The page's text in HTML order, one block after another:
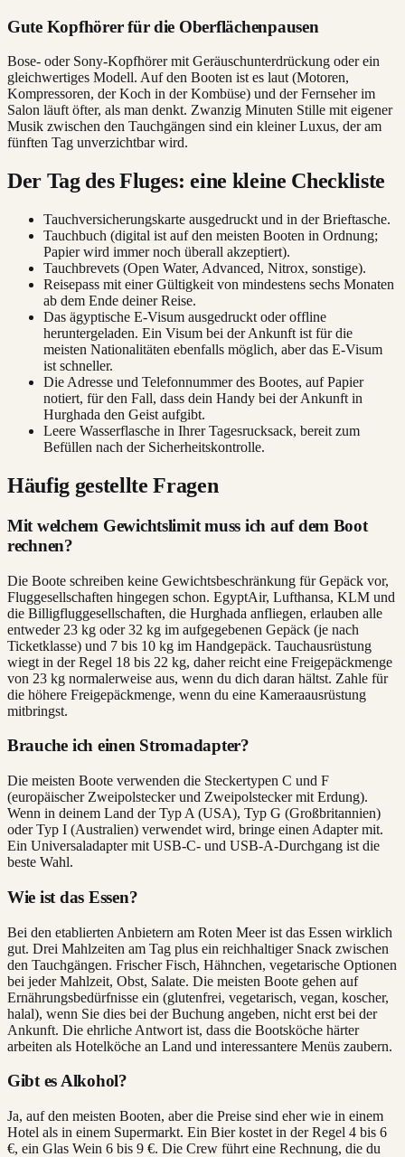
Gute Kopfhörer für die Oberflächenpausen
Bose- oder Sony-Kopfhörer mit Geräuschunterdrückung oder ein
gleichwertiges Modell. Auf den Booten ist es laut (Motoren,
Kompressoren, der Koch in der Kombüse) und der Fernseher im
Salon läuft öfter, als man denkt. Zwanzig Minuten Stille mit eigener
Musik zwischen den Tauchgängen sind ein kleiner Luxus, der am
fünften Tag unverzichtbar wird.
Der Tag des Fluges: eine kleine Checkliste
Tauchversicherungskarte ausgedruckt und in der Brieftasche.
Tauchbuch (digital ist auf den meisten Booten in Ordnung;
Papier wird immer noch überall akzeptiert).
Tauchbrevets (Open Water, Advanced, Nitrox, sonstige).
Reisepass mit einer Gültigkeit von mindestens sechs Monaten
ab dem Ende deiner Reise.
Das ägyptische E-Visum ausgedruckt oder offline
heruntergeladen. Ein Visum bei der Ankunft ist für die
meisten Nationalitäten ebenfalls möglich, aber das E-Visum
ist schneller.
Die Adresse und Telefonnummer des Bootes, auf Papier
notiert, für den Fall, dass dein Handy bei der Ankunft in
Hurghada den Geist aufgibt.
Leere Wasserflasche in Ihrer Tagesrucksack, bereit zum
Befüllen nach der Sicherheitskontrolle.
Häufig gestellte Fragen
Mit welchem Gewichtslimit muss ich auf dem Boot
rechnen?
Die Boote schreiben keine Gewichtsbeschränkung für Gepäck vor,
Fluggesellschaften hingegen schon. EgyptAir, Lufthansa, KLM und
die Billigfluggesellschaften, die Hurghada anfliegen, erlauben alle
entweder 23 kg oder 32 kg im aufgegebenen Gepäck (je nach
Ticketklasse) und 7 bis 10 kg im Handgepäck. Tauchausrüstung
wiegt in der Regel 18 bis 22 kg, daher reicht eine Freigepäckmenge
von 23 kg normalerweise aus, wenn du dich daran hältst. Zahle für
die höhere Freigepäckmenge, wenn du eine Kameraausrüstung
mitbringst.
Brauche ich einen Stromadapter?
Die meisten Boote verwenden die Steckertypen C und F
(europäischer Zweipolstecker und Zweipolstecker mit Erdung).
Wenn in deinem Land der Typ A (USA), Typ G (Großbritannien)
oder Typ I (Australien) verwendet wird, bringe einen Adapter mit.
Ein Universaladapter mit USB-C- und USB-A-Durchgang ist die
beste Wahl.
Wie ist das Essen?
Bei den etablierten Anbietern am Roten Meer ist das Essen wirklich
gut. Drei Mahlzeiten am Tag plus ein reichhaltiger Snack zwischen
den Tauchgängen. Frischer Fisch, Hähnchen, vegetarische Optionen
bei jeder Mahlzeit, Obst, Salate. Die meisten Boote gehen auf
Ernährungsbedürfnisse ein (glutenfrei, vegetarisch, vegan, koscher,
halal), wenn Sie dies bei der Buchung angeben, nicht erst bei der
Ankunft. Die ehrliche Antwort ist, dass die Bootsköche härter
arbeiten als Hotelköche an Land und interessantere Menüs zaubern.
Gibt es Alkohol?
Ja, auf den meisten Booten, aber die Preise sind eher wie in einem
Hotel als in einem Supermarkt. Ein Bier kostet in der Regel 4 bis 6
€, ein Glas Wein 6 bis 9 €. Die Crew führt eine Rechnung, die du